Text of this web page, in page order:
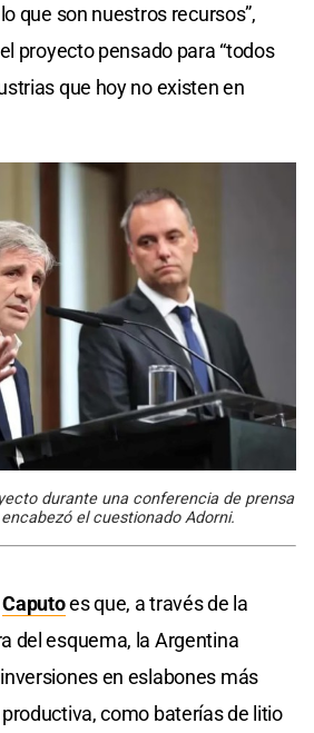
que son nuestros recursos”,
proyecto pensado para “todos
que hoy no existen en
durante una conferencia de prensa
el cuestionado Adorni.
Caputoes que, a través de la
del esquema, la Argentina
en eslabones más
como baterías de litio